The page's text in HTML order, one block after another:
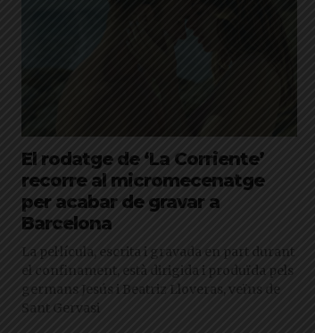
El rodatge de ‘La Corriente’
recorre al micromecenatge
per acabar de gravar a
Barcelona
La pel·lícula, escrita i gravada en part durant
el confinament, està dirigida i produïda pels
germans Jesús i Beatriz Lloveras, veïns de
Sant Gervasi